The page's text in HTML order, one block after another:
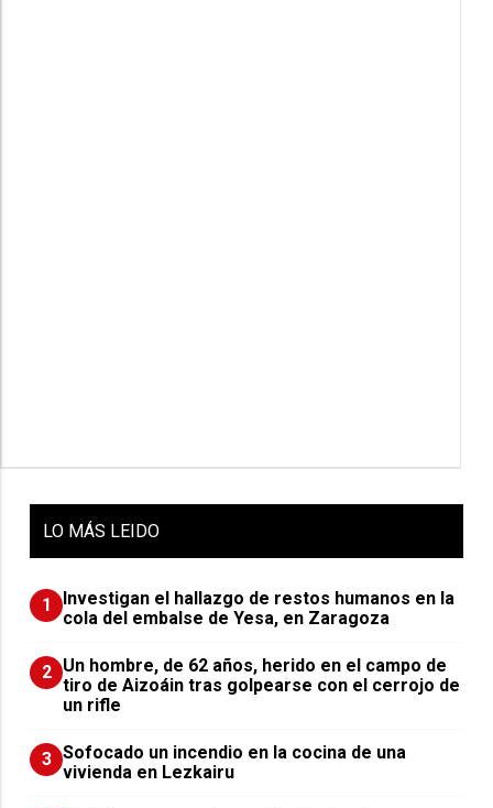
LO MÁS LEIDO
1
Investigan el hallazgo de restos humanos en la
cola del embalse de Yesa, en Zaragoza
2 Un hombre, de 62 años, herido en el campo de
tiro de Aizoáin tras golpearse con el cerrojo de
un rifle
3 Sofocado un incendio en la cocina de una
vivienda en Lezkairu